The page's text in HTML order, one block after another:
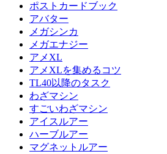
ポストカードブック
アバター
メガシンカ
メガエナジー
アメXL
アメXLを集めるコツ
TL40以降のタスク
わざマシン
すごいわざマシン
アイスルアー
ハーブルアー
マグネットルアー